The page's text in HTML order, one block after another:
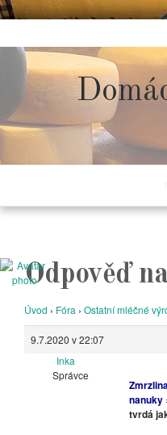
to
content
Odpověď
Úvod › Fóra › Ostatní mléčné
9.7.2020 v 22:07
Inka
Správce
nanuky
tvrdá